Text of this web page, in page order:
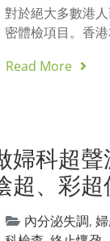
對於絕大多數港
密體檢項目。香
Read More
婦科超
超、彩
內分泌失調,